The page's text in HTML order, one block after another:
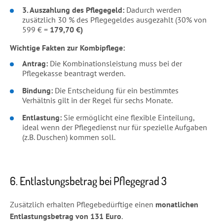
3. Auszahlung des Pflegegeld: Dadurch werden
zusätzlich 30 % des Pflegegeldes ausgezahlt (30% von
599 € = 179,70 €)
Wichtige Fakten zur Kombipflege:
Antrag: Die Kombinationsleistung muss bei der
Pflegekasse beantragt werden.
Bindung: Die Entscheidung für ein bestimmtes
Verhältnis gilt in der Regel für sechs Monate.
Entlastung: Sie ermöglicht eine flexible Einteilung,
ideal wenn der Pflegedienst nur für spezielle Aufgaben
(z.B. Duschen) kommen soll.
6. Entlastungsbetrag bei Pflegegrad 3
Zusätzlich erhalten Pflegebedürftige einen monatlichen
Entlastungsbetrag von 131 Euro.